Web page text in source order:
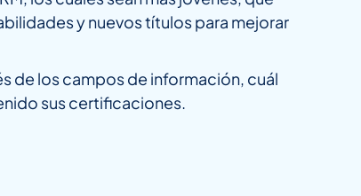
y nuevos títulos para mejorar
de los campos de información, cuál
sus certificaciones.